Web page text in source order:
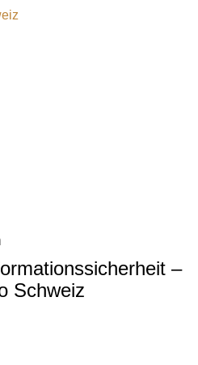
–
Schweiz